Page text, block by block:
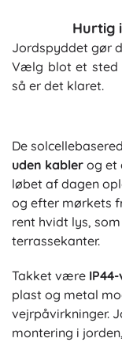
Hurtig
Jordspyddet gør
Vælg blot et sted
så er det klaret.
De
uden kabler og et
løbet af dagen
og efter mørkets
rent hvidt lys,
terrassekanter.
Takket være
plast og metal
vejrpåvirkninger.
montering i